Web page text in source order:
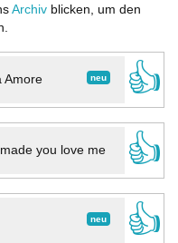
Archiv blicken, um den
neu
Amore
👍
you love me
👍
neu
👍